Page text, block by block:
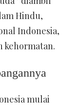
Hindu,
Indonesia,
kehormatan.
mulai